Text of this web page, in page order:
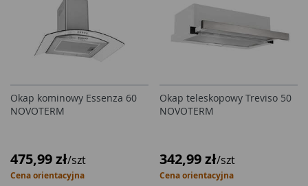
Okap kominowy Essenza 60
NOVOTERM
475,99 zł/szt
Cena orientacyjna
Okap teleskopowy Treviso 50
NOVOTERM
342,99 zł/szt
Cena orientacyjna